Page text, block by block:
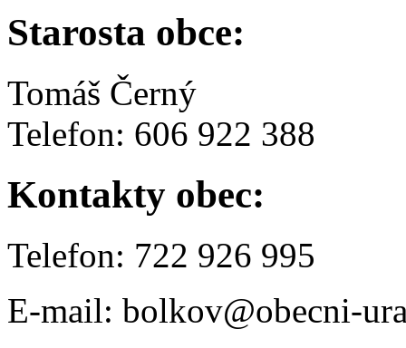
Starosta obce:
Tomáš Černý
Telefon: 606 922 388
Kontakty obec:
Telefon: 722 926 995
E-mail: bolkov@obecni-